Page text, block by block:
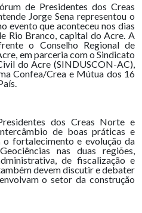
de Presidentes dos Creas
Jorge Sena representou o
evento que aconteceu nos dias
Rio Branco, capital do Acre. A
o Conselho Regional de
em parceria com o Sindicato
do Acre (SINDUSCON-AC),
Confea/Crea e Mútua dos 16
dos Creas Norte e
de boas práticas e
o fortalecimento e evolução da
nas duas regiões,
de fiscalização e
devem discutir e debater
o setor da construção